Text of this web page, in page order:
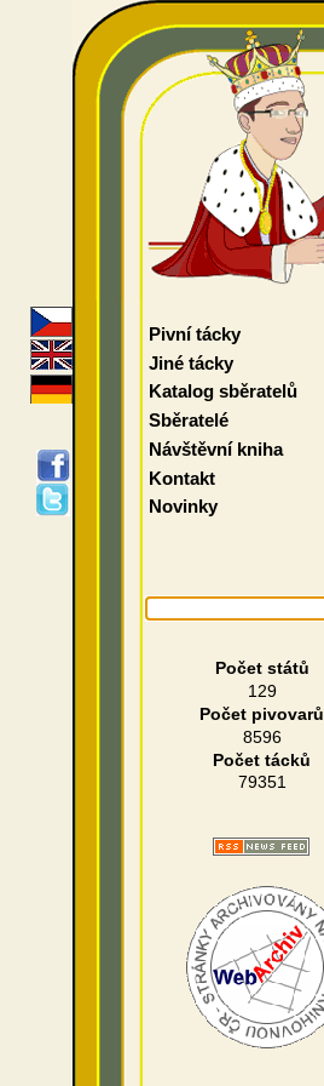
Pivní tácky
Jiné tácky
Katalog sběratelů
Sběratelé
Návštěvní kniha
Kontakt
Novinky
Počet států
129
Počet pivovarů
8596
Počet tácků
79351